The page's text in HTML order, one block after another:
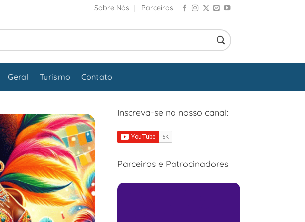
Sobre Nós Parceiros
Geral Turismo Contato
Inscreva-se no nosso canal:
Parceiros e Patrocinadores